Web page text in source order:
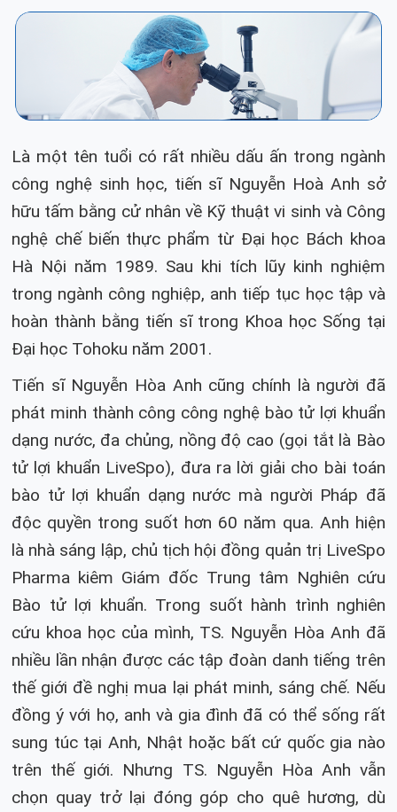
Là một tên tuổi có rất nhiều dấu ấn trong ngành
công nghệ sinh học, tiến sĩ Nguyễn Hoà Anh sở
hữu tấm bằng cử nhân về Kỹ thuật vi sinh và Công
nghệ chế biến thực phẩm từ Đại học Bách khoa
Hà Nội năm 1989. Sau khi tích lũy kinh nghiệm
trong ngành công nghiệp, anh tiếp tục học tập và
hoàn thành bằng tiến sĩ trong Khoa học Sống tại
Đại học Tohoku năm 2001.
Tiến sĩ Nguyễn Hòa Anh cũng chính là người đã
phát minh thành công công nghệ bào tử lợi khuẩn
dạng nước, đa chủng, nồng độ cao (gọi tắt là Bào
tử lợi khuẩn LiveSpo), đưa ra lời giải cho bài toán
bào tử lợi khuẩn dạng nước mà người Pháp đã
độc quyền trong suốt hơn 60 năm qua. Anh hiện
là nhà sáng lập, chủ tịch hội đồng quản trị LiveSpo
Pharma kiêm Giám đốc Trung tâm Nghiên cứu
Bào tử lợi khuẩn. Trong suốt hành trình nghiên
cứu khoa học của mình, TS. Nguyễn Hòa Anh đã
nhiều lần nhận được các tập đoàn danh tiếng trên
thế giới đề nghị mua lại phát minh, sáng chế. Nếu
đồng ý với họ, anh và gia đình đã có thể sống rất
sung túc tại Anh, Nhật hoặc bất cứ quốc gia nào
trên thế giới. Nhưng TS. Nguyễn Hòa Anh vẫn
chọn quay trở lại đóng góp cho quê hương, dù